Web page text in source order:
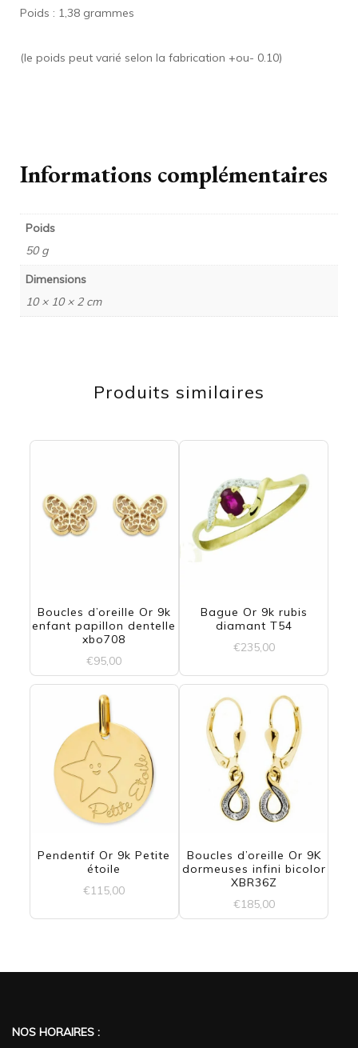
Poids : 1,38 grammes
(le poids peut varié selon la fabrication +ou- 0.10)
Informations complémentaires
Poids
50 g
Dimensions
10 × 10 × 2 cm
Produits similaires
Boucles d’oreille Or 9k
enfant papillon dentelle
xbo708
€95,00
Bague Or 9k rubis
diamant T54
€235,00
Pendentif Or 9k Petite
étoile
€115,00
Boucles d’oreille Or 9K
dormeuses infini bicolor
XBR36Z
€185,00
NOS HORAIRES :